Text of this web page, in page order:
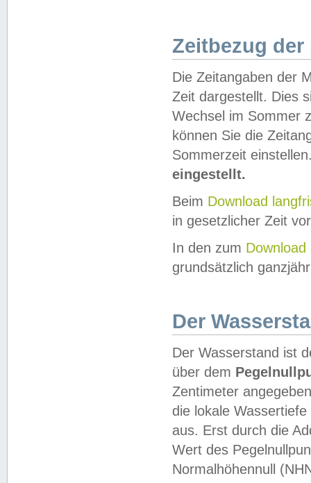
Zeitbezug der
Die Zeitangaben der
Zeit dargestellt. Dies
Wechsel im Sommer
können Sie die
Sommerzeit
eingestellt.
Beim Download
in gesetzlicher Zeit
In den zum Download
grundsätzlich
Der
Der Wasserstand ist
über dem
Zentimeter
die lokale
aus. Erst durch die
Wert des
Normalhöhennull